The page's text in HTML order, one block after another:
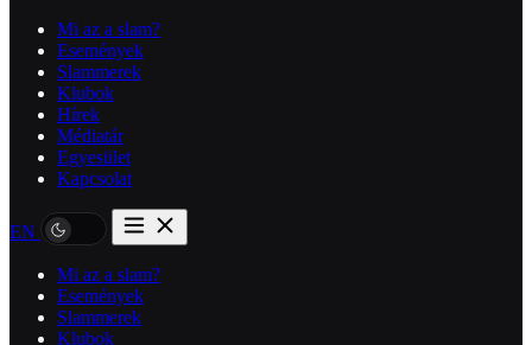
Mi az a slam?
Események
Slammerek
Klubok
Hírek
Médiatár
Egyesület
Kapcsolat
EN
Mi az a slam?
Események
Slammerek
Klubok